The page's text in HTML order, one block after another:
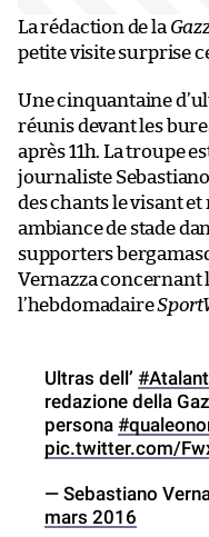
La rédaction de la
petite visite surprise
Une cinquantaine
réunis devant les
après 11h. La troupe
journaliste
des chants le visant
ambiance de stade
supporters
Vernazza concernant
l’hebdomadaire
Ultras dell’
redazione della
persona
pic.twitter.com/
— Sebastiano
mars 2016